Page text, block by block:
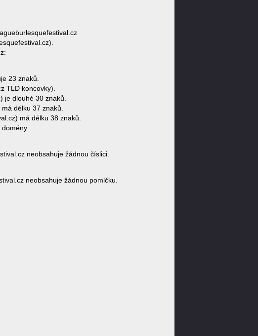
23 znaků.
TLD koncovky).
je dlouhé 30 znaků.
délku 37 znaků.
má délku 38 znaků.
neobsahuje žádnou číslici.
neobsahuje žádnou pomlčku.